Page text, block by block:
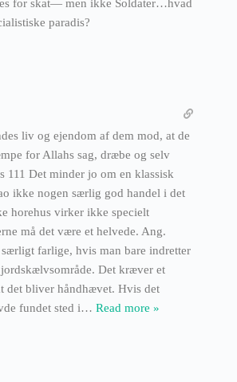
for skat— men ikke Soldater…hvad
paradis?
liv og ejendom af dem mod, at de
for Allahs sag, dræbe og selv
111 Det minder jo om en klassisk
ikke nogen særlig god handel i det
horehus virker ikke specielt
må det være et helvede. Ang.
farlige, hvis man bare indretter
Det kræver et
det bliver håndhævet. Hvis det
fundet sted i… Read more »